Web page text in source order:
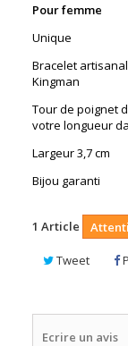
Pour femme
Unique
Bracelet
Kingman
Tour de poignet
votre longueur
Largeur 3,7 cm
Bijou garanti
1 Article
Tweet
Ecrire un avis